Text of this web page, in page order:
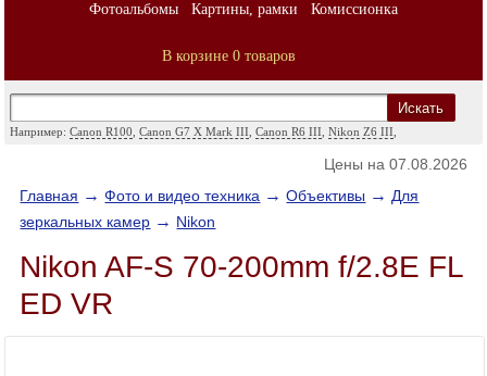
Фотоальбомы Картины, рамки Комиссионка
В корзине 0 товаров
Искать
Например:Canon R100 ,Canon G7 X Mark III ,Canon R6 III ,Nikon Z6 III
Цены на 07.08.2026
Главная →Фото и видео техника →Объективы → Для
зеркальных камер → Nikon
Nikon AF-S 70-200mm f/2.8E FL
ED VR